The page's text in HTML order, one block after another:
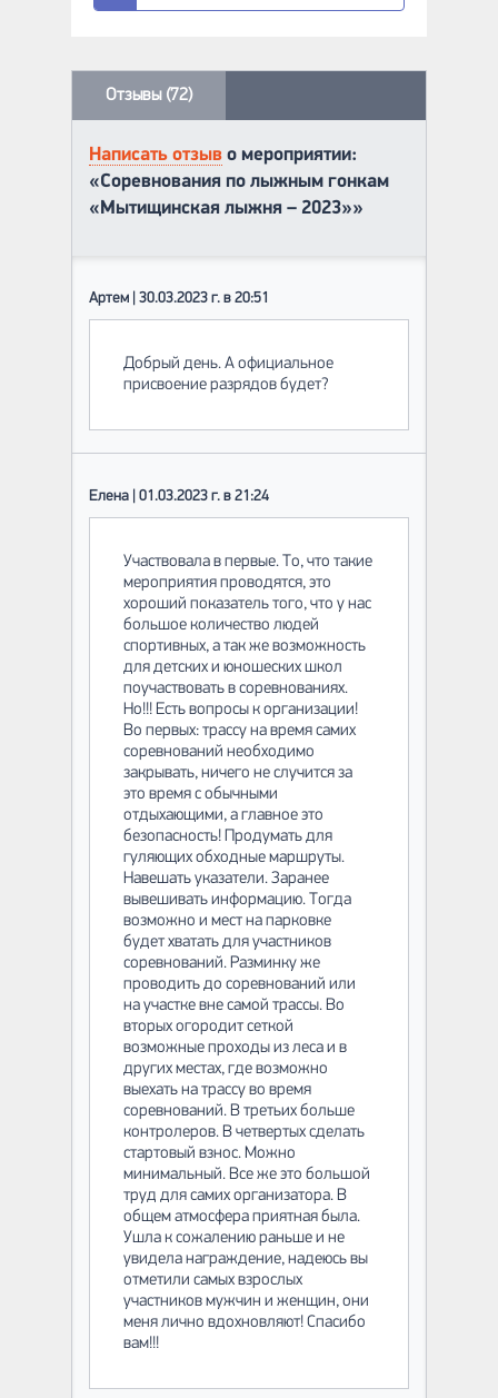
Отзывы (72)
Написать отзыв о мероприятии:
«Соревнования по лыжным гонкам
«Мытищинская лыжня – 2023»»
Артем | 30.03.2023 г. в 20:51
Добрый день. А официальное
присвоение разрядов будет?
Елена | 01.03.2023 г. в 21:24
Участвовала в первые. То, что такие
мероприятия проводятся, это
хороший показатель того, что у нас
большое количество людей
спортивных, а так же возможность
для детских и юношеских школ
поучаствовать в соревнованиях.
Но!!! Есть вопросы к организации!
Во первых: трассу на время самих
соревнований необходимо
закрывать, ничего не случится за
это время с обычными
отдыхающими, а главное это
безопасность! Продумать для
гуляющих обходные маршруты.
Навешать указатели. Заранее
вывешивать информацию. Тогда
возможно и мест на парковке
будет хватать для участников
соревнований. Разминку же
проводить до соревнований или
на участке вне самой трассы. Во
вторых огородит сеткой
возможные проходы из леса и в
других местах, где возможно
выехать на трассу во время
соревнований. В третьих больше
контролеров. В четвертых сделать
стартовый взнос. Можно
минимальный. Все же это большой
труд для самих организатора. В
общем атмосфера приятная была.
Ушла к сожалению раньше и не
увидела награждение, надеюсь вы
отметили самых взрослых
участников мужчин и женщин, они
меня лично вдохновляют! Спасибо
вам!!!